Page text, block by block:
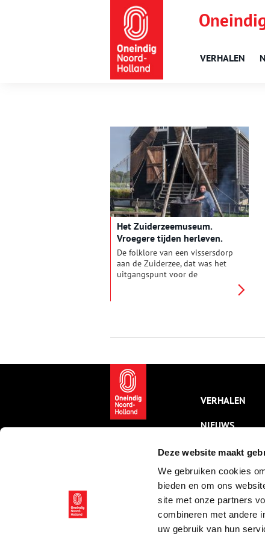
Deze website maakt
We gebruiken cookies
bieden en om ons
site met onze partners
combineren met andere
uw gebruik van hun
VERHALEN
Het Zuiderzeemuseum.
Vroegere tijden herleven.
De folklore van een vissersdorp
aan de Zuiderzee, dat was het
uitgangspunt voor de
men bang voor was na de
VERHALEN
NIEUWS
KALENDER
THEMA’S
ACTIVITEITEN
VIDEO’S